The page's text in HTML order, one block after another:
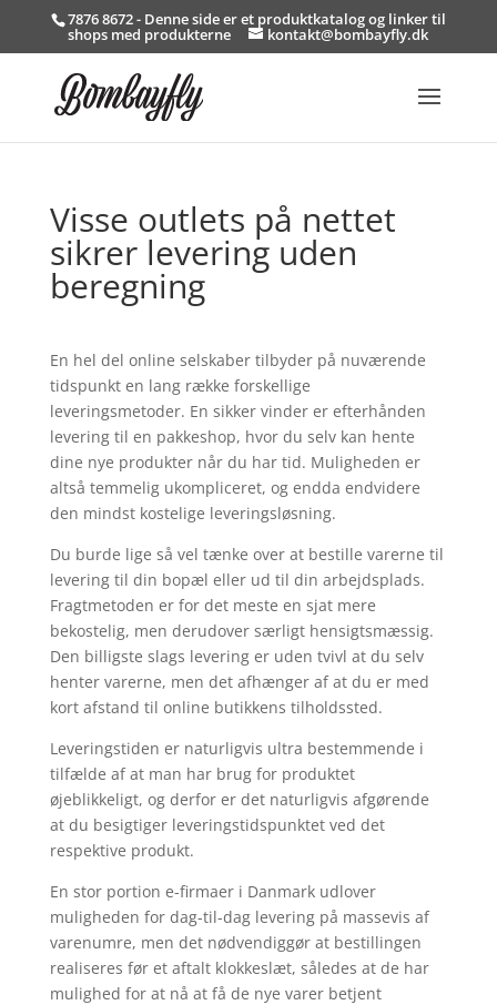
7876 8672 - Denne side er et produktkatalog og linker til
shops med produkterne kontakt@bombayfly.dk
Visse outlets på nettet
sikrer levering uden
beregning
En hel del online selskaber tilbyder på nuværende
tidspunkt en lang række forskellige
leveringsmetoder. En sikker vinder er efterhånden
levering til en pakkeshop, hvor du selv kan hente
dine nye produkter når du har tid. Muligheden er
altså temmelig ukompliceret, og endda endvidere
den mindst kostelige leveringsløsning.
Du burde lige så vel tænke over at bestille varerne til
levering til din bopæl eller ud til din arbejdsplads.
Fragtmetoden er for det meste en sjat mere
bekostelig, men derudover særligt hensigtsmæssig.
Den billigste slags levering er uden tvivl at du selv
henter varerne, men det afhænger af at du er med
kort afstand til online butikkens tilholdssted.
Leveringstiden er naturligvis ultra bestemmende i
tilfælde af at man har brug for produktet
øjeblikkeligt, og derfor er det naturligvis afgørende
at du besigtiger leveringstidspunktet ved det
respektive produkt.
En stor portion e-firmaer i Danmark udlover
muligheden for dag-til-dag levering på massevis af
varenumre, men det nødvendiggør at bestillingen
realiseres før et aftalt klokkeslæt, således at de har
mulighed for at nå at få de nye varer betjent